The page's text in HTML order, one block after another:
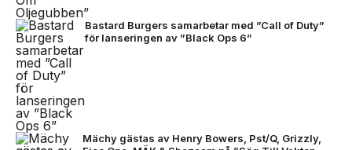
Bastard Burgers samarbetar med ”Call of Duty”
för lanseringen av ”Black Ops 6”
Mächy gästas av Henry Bowers, Pst/Q, Grizzly,